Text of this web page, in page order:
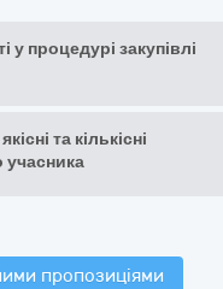
у процедурі закупівлі
та кількісні
учасника
пропозиціями